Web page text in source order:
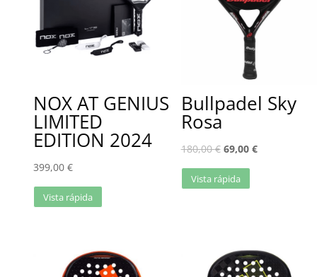
NOX AT GENIUS
LIMITED
EDITION 2024
399,00 €
Vista rápida
Bullpadel Sky
Rosa
180,00€ 69,00 €
Vista rápida